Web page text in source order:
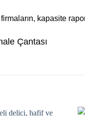
kapasite
Çantası